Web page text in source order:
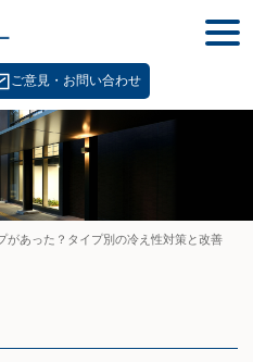
ご意見・お問い合わせ
があった？タイプ別の冷え性対策と改善